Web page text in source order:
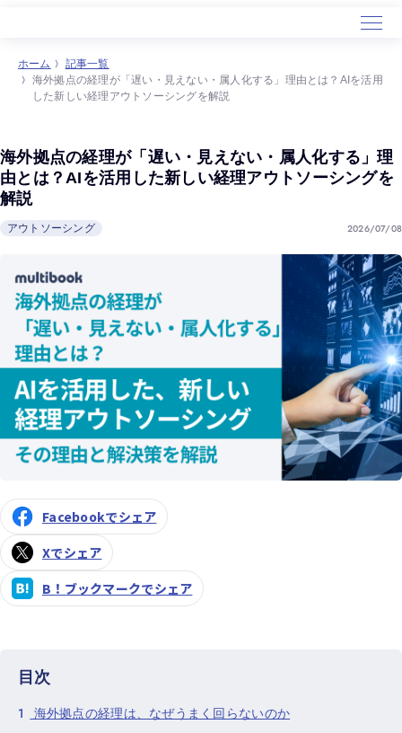
ホーム
導入事例
セミナー
会社概要
ホーム
記事一覧
海外拠点の経理が「遅い・見えない・属人化する」理由とは？AIを活用
した新しい経理アウトソーシングを解説
海外拠点の経理が「遅い・見えない・属人化する」理
由とは？AIを活用した新しい経理アウトソーシングを
解説
アウトソーシング 2026/07/08
Facebookでシェア
Xでシェア
B！ブックマークでシェア
目次
1
海外拠点の経理は、なぜうまく回らないのか